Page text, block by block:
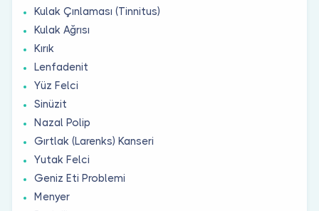
Kulak Çınlaması (Tinnitus)
Kulak Ağrısı
Kırık
Lenfadenit
Yüz Felci
Sinüzit
Nazal Polip
Gırtlak (Larenks) Kanseri
Yutak Felci
Geniz Eti Problemi
Menyer